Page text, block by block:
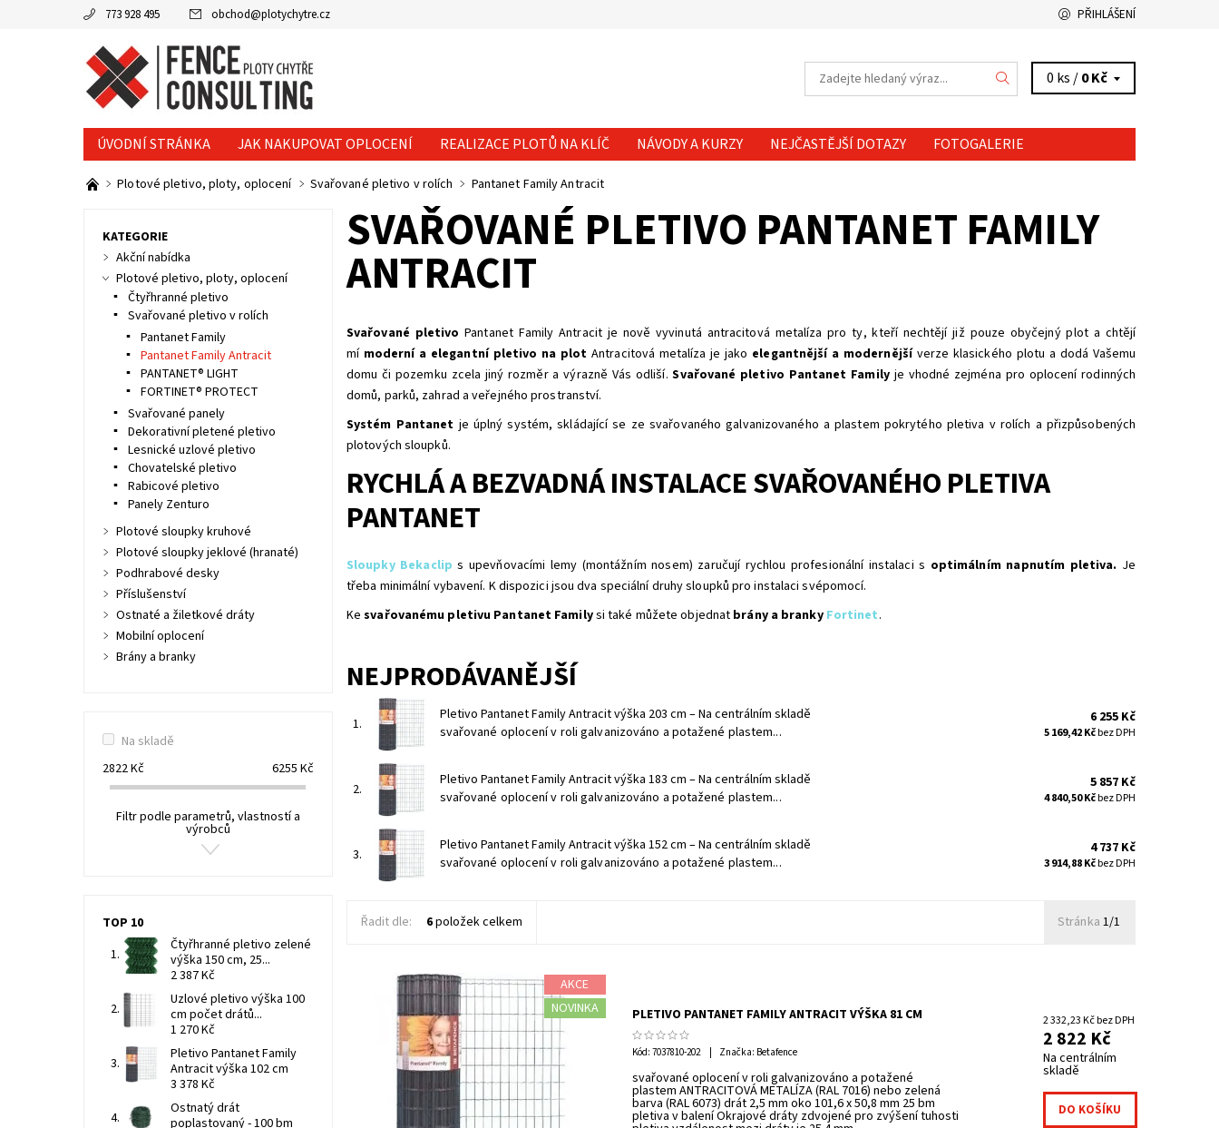
773 928 495 obchod@plotychytre.cz PŘIHLÁŠENÍ
0 ks /0 Kč
ÚVODNÍ STRÁNKA JAK NAKUPOVAT OPLOCENÍ REALIZACE PLOTŮ NA KLÍČ NÁVODY A KURZY NEJČASTĚJŠÍ DOTAZY
FOTOGALERIE
KONTAKTY
Plotové pletivo, ploty, oplocení Svařované pletivo v rolích Pantanet Family Antracit
SVAŘOVANÉ PLETIVO PANTANET FAMILY
ANTRACIT
Svařované pletivo Pantanet Family Antracit je nově vyvinutá antracitová metalíza pro ty, kteří nechtějí již pouze obyčejný plot a chtějí
mí moderní a elegantní pletivo na plot Antracitová metalíza je jako elegantnější a modernější verze klasického plotu a dodá Vašemu
domu či pozemku zcela jiný rozměr a výrazně Vás odliší.Svařované pletivo Pantanet Family je vhodné zejména pro oplocení rodinných
domů, parků, zahrad a veřejného prostranství.
Systém Pantanet je úplný systém, skládající se ze svařovaného galvanizovaného a plastem pokrytého pletiva v rolích a přizpůsobených
plotových sloupků.
RYCHLÁ A BEZVADNÁ INSTALACE SVAŘOVANÉHO PLETIVA
PANTANET
Sloupky Bekaclip s upevňovacími lemy (montážním nosem) zaručují rychlou profesionální instalaci s optimálním napnutím pletiva. Je
třeba minimální vybavení. K dispozici jsou dva speciální druhy sloupků pro instalaci svépomocí.
Ke svařovanému pletivu Pantanet Familysi také můžete objednat brány a branky Fortinet.
NEJPRODÁVANĚJŠÍ
1.
Pletivo Pantanet Family Antracit výška 203 cm –Na centrálním skladě
svařované oplocení v roli galvanizováno a potažené plastem...
6 255 Kč
5 169,42 Kčbez DPH
2.
Pletivo Pantanet Family Antracit výška 183 cm –Na centrálním skladě
svařované oplocení v roli galvanizováno a potažené plastem...
5 857 Kč
4 840,50 Kčbez DPH
3.
Pletivo Pantanet Family Antracit výška 152 cm –Na centrálním skladě
svařované oplocení v roli galvanizováno a potažené plastem...
4 737 Kč
3 914,88 Kčbez DPH
Řadit dle: 6položek celkem Stránka 1/1
AKCE
NOVINKA
PLETIVO PANTANET FAMILY ANTRACIT VÝŠKA 81 CM
Kód:7037810-202 Značka: Betafence
svařované oplocení v roli galvanizováno a potažené
plastem ANTRACITOVÁ METALÍZA (RAL 7016) nebo zelená
barva (RAL 6073) drát 2,5 mm oko 101,6 x 50,8 mm 25 bm
pletiva v balení Okrajové dráty zdvojené pro zvýšení tuhosti
2 332,23 Kč bez DPH
2 822 Kč
Na centrálním
skladě
KATEGORIE
Akční nabídka
Plotové pletivo, ploty, oplocení
Čtyřhranné pletivo
Svařované pletivo v rolích
Pantanet Family
Pantanet Family Antracit
PANTANET® LIGHT
FORTINET® PROTECT
Svařované panely
Dekorativní pletené pletivo
Lesnické uzlové pletivo
Chovatelské pletivo
Rabicové pletivo
Panely Zenturo
Plotové sloupky kruhové
Plotové sloupky jeklové (hranaté)
Podhrabové desky
Příslušenství
Ostnaté a žiletkové dráty
Mobilní oplocení
Brány a branky
Na skladě
2822Kč 6255 Kč
Filtr podle parametrů, vlastností a
výrobců
TOP 10
Čtyřhranné pletivo zelené
výška 150 cm, 25...
2 387 Kč
Uzlové pletivo výška 100
cm počet drátů...
1 270 Kč
Pletivo Pantanet Family
Antracit výška 102 cm
3 378 Kč
Ostnatý drát
poplastovaný - 100 bm